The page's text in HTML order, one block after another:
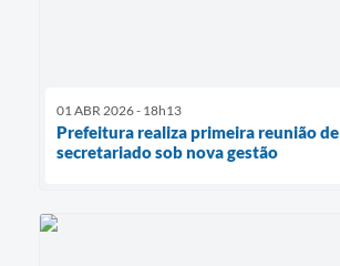
01 ABR 2026 - 18h13
Prefeitura realiza primeira reunião de
secretariado sob nova gestão